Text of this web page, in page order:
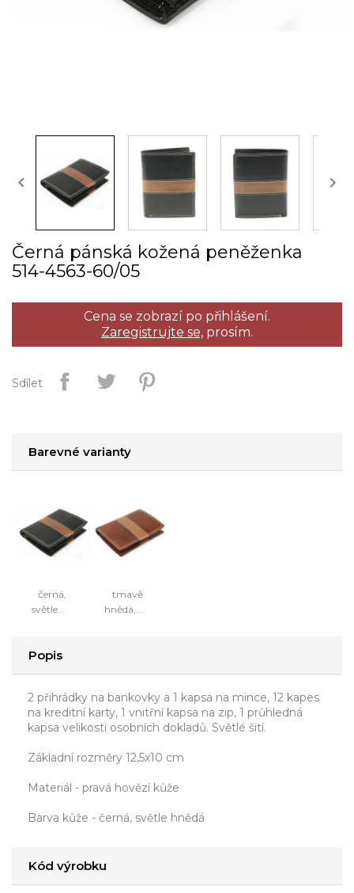
 
Černá pánská kožená peněženka
514­-4563­-60/05
Cena se zobrazí po přihlášení.
Zaregistrujte se, prosím.
Sdílet
Barevné varianty
černá,
světle...
tmavě
hnědá,...
Popis
2 přihrádky na bankovky a 1 kapsa na mince, 12 kapes
na kreditní karty, 1 vnitřní kapsa na zip, 1 průhledná
kapsa velikosti osobních dokladů. Světlé šití.
Základní rozměry 12,5x10 cm
Materiál - pravá hovězí kůže
Barva kůže - černá, světle hnědá
Kód výrobku